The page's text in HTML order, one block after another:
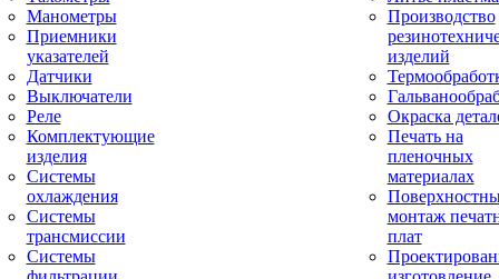
Манометры
Приемники
указателей
Датчики
Выключатели
Реле
Комплектующие
изделия
Системы
охлаждения
Системы
трансмиссии
Системы
Производство
изделий
Окраска
Печать на
пленочных
материалах
монтаж
плат